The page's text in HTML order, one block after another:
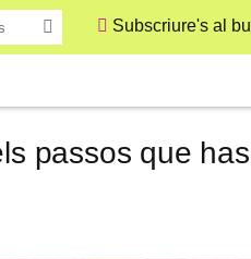
Subscriure's al
passos que